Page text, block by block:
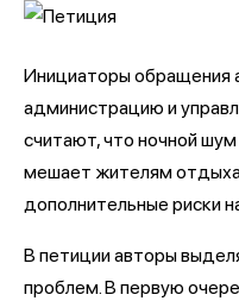
Инициаторы обращения
администрацию и
считают, что ночной
мешает жителям
дополнительные риски
В петиции авторы
проблем. В первую